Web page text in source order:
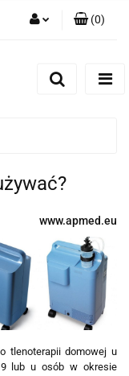
(0)
www.apmed.eu
tlenoterapii domowej u
lub u osób w okresie